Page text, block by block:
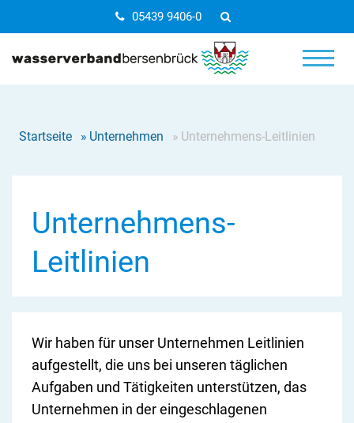
05439 9406-0
Startseite » Unternehmen » Unternehmens-Leitlinien
Unternehmens-
Leitlinien
Wir haben für unser Unternehmen Leitlinien
aufgestellt, die uns bei unseren täglichen
Aufgaben und Tätigkeiten unterstützen, das
Unternehmen in der eingeschlagenen